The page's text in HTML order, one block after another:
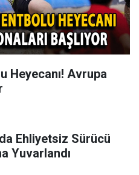
Heyecanı! Avrupa
Ehliyetsiz Sürücü
Yuvarlandı